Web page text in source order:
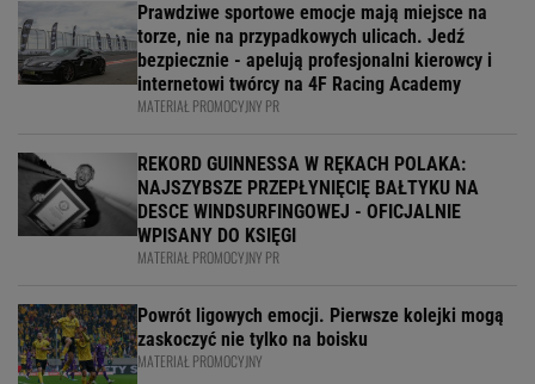
Prawdziwe sportowe emocje mają miejsce na
torze, nie na przypadkowych ulicach. Jedź
bezpiecznie - apelują profesjonalni kierowcy i
internetowi twórcy na 4F Racing Academy
MATERIAŁ PROMOCYJNY PR
REKORD GUINNESSA W RĘKACH POLAKA:
NAJSZYBSZE PRZEPŁYNIĘCIĘ BAŁTYKU NA
DESCE WINDSURFINGOWEJ - OFICJALNIE
WPISANY DO KSIĘGI
MATERIAŁ PROMOCYJNY PR
Powrót ligowych emocji. Pierwsze kolejki mogą
zaskoczyć nie tylko na boisku
MATERIAŁ PROMOCYJNY